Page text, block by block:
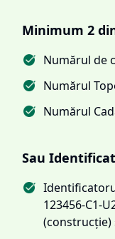
Minimum 2
Numărul de
Numărul
Numărul
Sau
123456-C1-
(construcție)